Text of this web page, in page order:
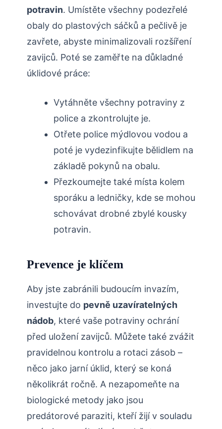
potravin. Umístěte všechny podezřelé
obaly do plastových sáčků a pečlivě je
zavřete, abyste minimalizovali rozšíření
zavijců. Poté se zaměřte na důkladné
úklidové práce:
Vytáhněte všechny potraviny z
police a zkontrolujte je.
Otřete police mýdlovou vodou a
poté je vydezinfikujte bělidlem na
základě pokynů na obalu.
Přezkoumejte také místa kolem
sporáku a ledničky, kde se mohou
schovávat drobné zbylé kousky
potravin.
Prevence je klíčem
Aby jste zabránili budoucím invazím,
investujte do pevně uzavíratelných
nádob, které vaše potraviny ochrání
před uložení zavijců. Můžete také zvážit
pravidelnou kontrolu a rotaci zásob –
něco jako jarní úklid, který se koná
několikrát ročně. A nezapomeňte na
biologické metody jako jsou
predátorové paraziti, kteří žijí v souladu